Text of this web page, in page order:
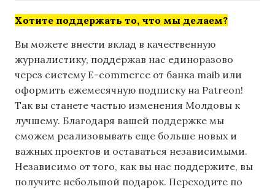
Хотите поддержать то, что мы делаем?
Вы можете внести вклад в качественную
журналистику, поддержав нас единоразово
через систему E-commerce от банка maib или
оформить ежемесячную подписку на Patreon!
Так вы станете частью изменения Молдовы к
лучшему. Благодаря вашей поддержке мы
сможем реализовывать еще больше новых и
важных проектов и оставаться независимыми.
Независимо от того, как вы нас поддержите, вы
получите небольшой подарок. Переходите по